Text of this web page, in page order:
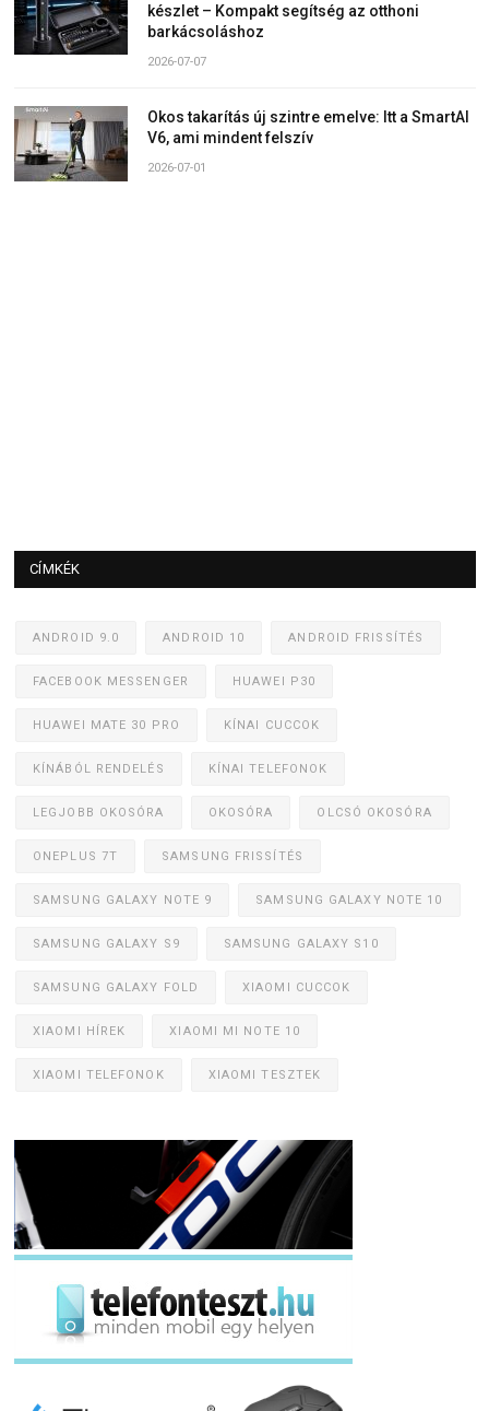
készlet – Kompakt segítség az otthoni
barkácsoláshoz
2026-07-07
Okos takarítás új szintre emelve: Itt a SmartAI
V6, ami mindent felszív
2026-07-01
CÍMKÉK
ANDROID 9.0 ANDROID 10 ANDROID FRISSÍTÉS
FACEBOOK MESSENGER HUAWEI P30
HUAWEI MATE 30 PRO KÍNAI CUCCOK
KÍNÁBÓL RENDELÉS KÍNAI TELEFONOK
LEGJOBB OKOSÓRA OKOSÓRA OLCSÓ OKOSÓRA
ONEPLUS 7T SAMSUNG FRISSÍTÉS
SAMSUNG GALAXY NOTE 9 SAMSUNG GALAXY NOTE 10
SAMSUNG GALAXY S9 SAMSUNG GALAXY S10
SAMSUNG GALAXY FOLD XIAOMI CUCCOK
XIAOMI HÍREK XIAOMI MI NOTE 10
XIAOMI TELEFONOK XIAOMI TESZTEK